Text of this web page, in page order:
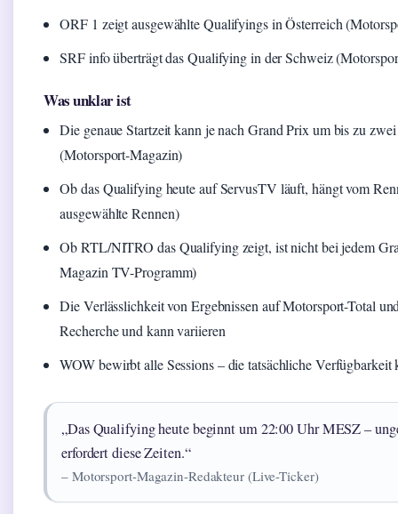
ORF 1 zeigt ausgewählte Qualifyings in Österreich
SRF info überträgt das Qualifying in der Schweiz
Was unklar ist
Die genaue Startzeit kann je nach Grand Prix um bis zu
(Motorsport-Magazin)
Ob das Qualifying heute auf ServusTV läuft, hängt vom
ausgewählte Rennen)
Ob RTL/NITRO das Qualifying zeigt, ist nicht bei jedem
Magazin TV-Programm)
Die Verlässlichkeit von Ergebnissen auf Motorsport-Total
Recherche und kann variieren
WOW bewirbt alle Sessions – die tatsächliche
„Das Qualifying heute beginnt um 22:00 Uhr MESZ –
erfordert diese Zeiten.“
– Motorsport-Magazin-Redakteur (Live-Ticker)